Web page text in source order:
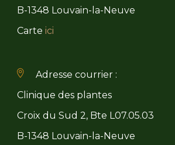
B-1348 Louvain-la-Neuve
Carte ici
Adresse courrier :
Clinique des plantes
Croix du Sud 2, Bte L07.05.03
B-1348 Louvain-la-Neuve